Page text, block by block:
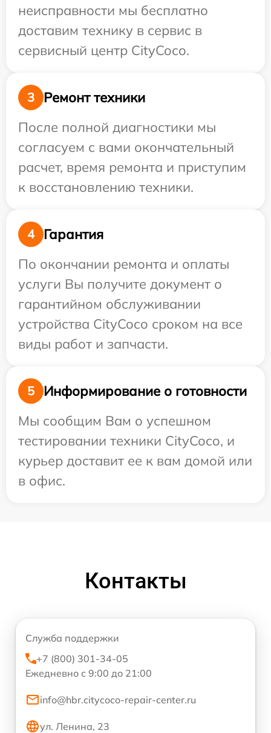
неисправности мы бесплатно
доставим технику в сервис в
сервисный центр CityCoco.
3
Ремонт техники
После полной диагностики мы
согласуем с вами окончательный
расчет, время ремонта и приступим
к восстановлению техники.
4
Гарантия
По окончании ремонта и оплаты
услуги Вы получите документ о
гарантийном обслуживании
устройства CityCoco сроком на все
виды работ и запчасти.
5
Информирование о готовности
Мы сообщим Вам о успешном
тестировании техники CityCoco, и
курьер доставит ее к вам домой или
в офис.
Контакты
Служба поддержки
+7 (800) 301-34-05
Ежедневно с 9:00 до 21:00
info@hbr.citycoco-repair-center.ru
ул. Ленина, 23